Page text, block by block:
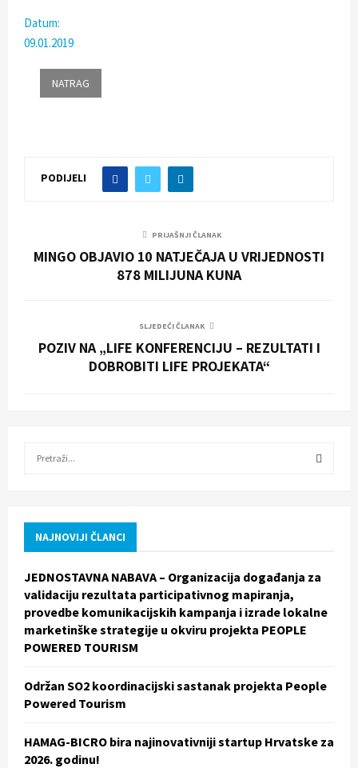
Datum:
09.01.2019
PODIJELI
PRIJAŠNJI ČLANAK
MINGO OBJAVIO 10 NATJEČAJA U VRIJEDNOSTI
878 MILIJUNA KUNA
SLJEDEĆI ČLANAK
POZIV NA „LIFE KONFERENCIJU – REZULTATI I
DOBROBITI LIFE PROJEKATA“
f
r
:
R
C
NAJNOVIJI ČLANCI
JEDNOSTAVNA NABAVA – Organizacija događanja za
validaciju rezultata participativnog mapiranja,
provedbe komunikacijskih kampanja i izrade lokalne
marketinške strategije u okviru projekta PEOPLE
POWERED TOURISM
Održan SO2 koordinacijski sastanak projekta People
Powered Tourism
HAMAG-BICRO bira najinovativniji startup Hrvatske za
2026. godinu!